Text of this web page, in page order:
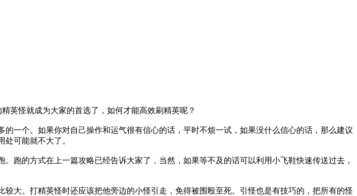
英怪就成为大家的首选了，如何才能高效刷精英呢？
一个。如果你对自己操作和运气很有信心的话，平时不烦一试，如果没什么信心的话，那么建议
可能就不大了。
跑的方式在上一篇攻略已经告诉大家了，当然，如果等不及的话可以利用小飞鞋快速传送过去，
大。打精英怪时还应该把他旁边的小怪引走，免得被围殴至死。引怪也是有技巧的，把所有的怪